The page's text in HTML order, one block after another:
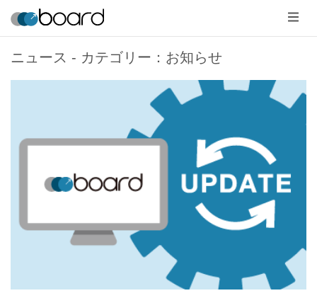
メ
ニ
ュ
ー
ニュース - カテゴリー：お知らせ